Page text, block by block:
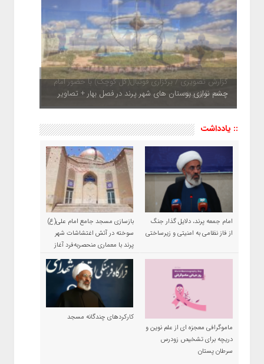
چشم نوازی بوستان های شهر پرند در فصل بهار + تصاویر
:: یادداشت
امام جمعه پرند، دلایل گذار جنگ
از فاز نظامی به امنیتی و زیرساختی
بازسازی مسجد جامع امام علی(ع)
سوخته در آتش اغتشاشات شهر
پرند با معماری منحصربه‌فرد آغاز
شد
ماموگرافی معجزه ای از علم نوین و
دریچه برای تشخیص زودرس
سرطان پستان
کارکردهای چندگانه مسجد